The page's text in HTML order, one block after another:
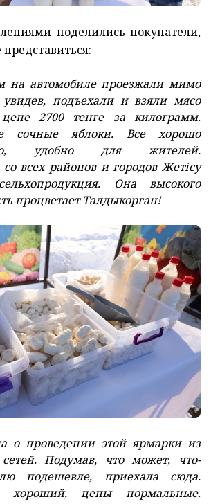
поделились покупатели,
автомобиле проезжали мимо
подъехали и взяли мясо
2700 тенге за килограмм.
сочные яблоки. Все хорошо
удобно для жителей.
со всех районов и городов Жетісу
Она высокого
процветает Талдыкорган!
этой ярмарки из
Подумав, что может, что-
подешевле, приехала сюда.
хороший, цены нормальные.